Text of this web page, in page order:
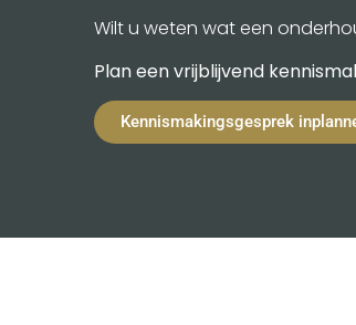
Wilt u weten wat een
Plan een vrijblijvend
Kennismakingsgesprek